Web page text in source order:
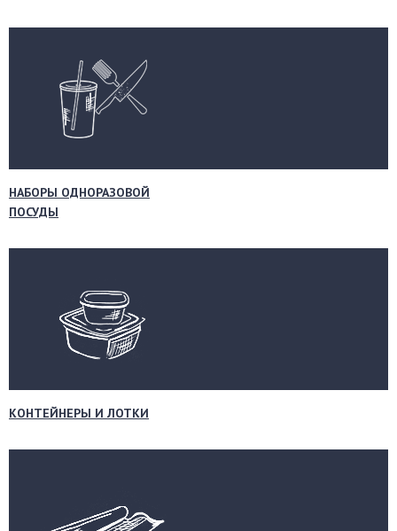
НАБОРЫ ОДНОРАЗОВОЙ
ПОСУДЫ
КОНТЕЙНЕРЫ И ЛОТКИ